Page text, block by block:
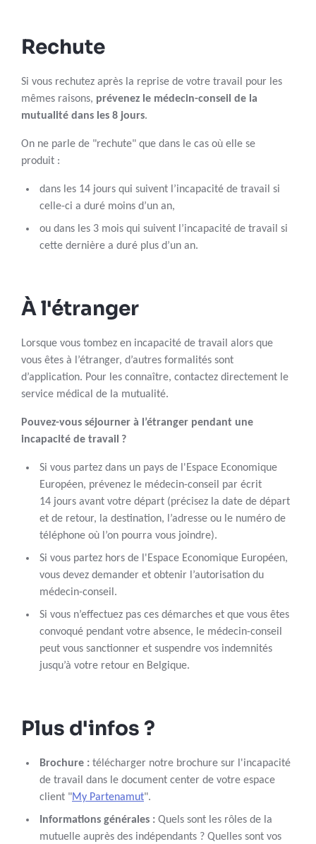
Rechute
Si vous rechutez après la reprise de votre travail pour les
mêmes raisons, prévenez le médecin-conseil de la
mutualité dans les 8 jours.
On ne parle de "rechute" que dans le cas où elle se
produit :
dans les 14 jours qui suivent l’incapacité de travail si
celle-ci a duré moins d’un an,
ou dans les 3 mois qui suivent l’incapacité de travail si
cette dernière a duré plus d’un an.
À l'étranger
Lorsque vous tombez en incapacité de travail alors que
vous êtes à l’étranger, d’autres formalités sont
d’application. Pour les connaître, contactez directement le
service médical de la mutualité.
Pouvez-vous séjourner à l’étranger pendant une
incapacité de travail ?
Si vous partez dans un pays de l'Espace Economique
Européen, prévenez le médecin-conseil par écrit
14 jours avant votre départ (précisez la date de départ
et de retour, la destination, l’adresse ou le numéro de
téléphone où l’on pourra vous joindre).
Si vous partez hors de l'Espace Economique Européen,
vous devez demander et obtenir l’autorisation du
médecin-conseil.
Si vous n’effectuez pas ces démarches et que vous êtes
convoqué pendant votre absence, le médecin-conseil
peut vous sanctionner et suspendre vos indemnités
jusqu’à votre retour en Belgique.
Plus d'infos ?
Brochure : télécharger notre brochure sur l'incapacité
de travail dans le document center de votre espace
client "My Partenamut".
Informations générales : Quels sont les rôles de la
mutuelle auprès des indépendants ? Quelles sont vos